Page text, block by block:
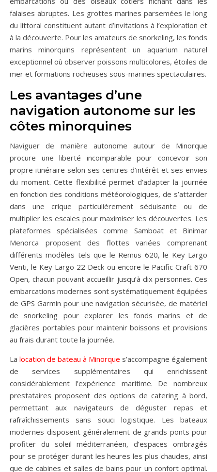
falaises abruptes. Les grottes marines parsemées le long
du littoral constituent autant d’invitations à l’exploration et
à la découverte. Pour les amateurs de snorkeling, les fonds
marins minorquins représentent un aquarium naturel
exceptionnel où observer poissons multicolores, étoiles de
mer et formations rocheuses sous-marines spectaculaires.
Les avantages d’une
navigation autonome sur les
côtes minorquines
Naviguer de manière autonome autour de Minorque
procure une liberté incomparable pour concevoir son
propre itinéraire selon ses centres d’intérêt et ses envies
du moment. Cette flexibilité permet d’adapter la journée
en fonction des conditions météorologiques, de s’attarder
dans une crique particulièrement séduisante ou de
multiplier les escales pour maximiser les découvertes. Les
plateformes spécialisées comme Samboat et Binimar
Menorca proposent des flottes variées comprenant
différents modèles tels que le Remus 620, le Key Largo
Venti, le Key Largo 22 Deck ou encore le Pacific Craft 670
Open, chacun pouvant accueillir jusqu’à dix personnes. Ces
embarcations modernes sont systématiquement équipées
de GPS Garmin pour une navigation sécurisée, de matériel
de snorkeling pour explorer les fonds marins et de
glacières portables pour maintenir boissons et provisions
au frais durant toute la journée.
La location de bateau à Minorque s’accompagne également
de services supplémentaires qui enrichissent
considérablement l’expérience maritime. De nombreux
prestataires proposent des options de catering à bord,
permettant aux navigateurs de déguster repas et
rafraîchissements sans souci logistique. Les bateaux
modernes disposent généralement de grands ponts pour
profiter du soleil méditerranéen, d’espaces ombragés
pour se protéger durant les heures les plus chaudes, ainsi
que de cabines et salles de bains pour un confort optimal.